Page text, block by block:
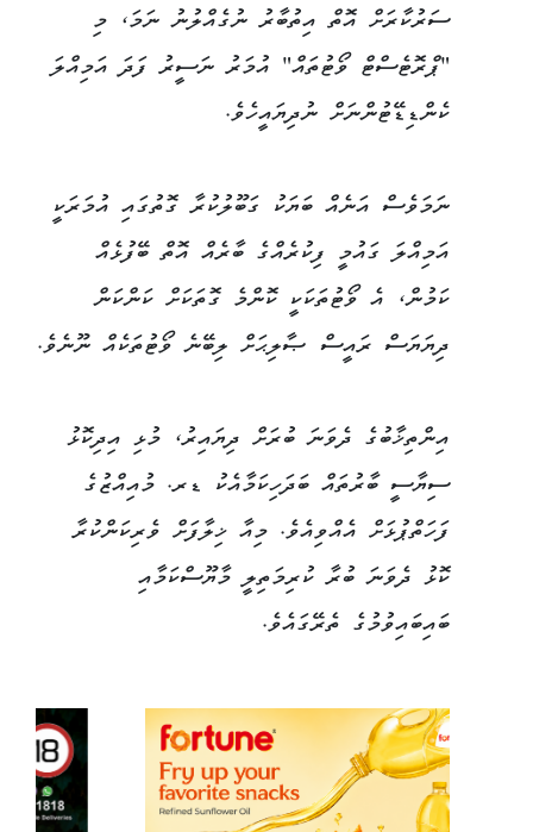
ސަރުކާރަށް އޮތް އިތުބާރު ނުގެއްލުނު ނަމަ، މި
"ޕްރޮޓެސްޓް ވޯޓުތައް" އުމަރު ނަސީރު ފަދަ އަމިއްލަ
ކެންޑިޑޭޓުންނަށް ނުދިޔައީހެވެ.
ނަމަވެސް އަނެއް ބަޔަކު ގަބޫލުކުރާ ގޮތުގައި އުމަރަކީ
އަމިއްލަ ގައުމީ ފިކުރެއްގެ ބާރެއް އޮތް ބޭފުޅެއް
ކަމުން، އެ ވޯޓުތަކަކީ ކޮންމެ ގޮތަކަށް ކަންކަން
ދިޔަޔަސް ރައީސް ޞާލިޙަށް ލިބޭނެ ވޯޓުތަކެއް ނޫނެވެ.
އިންތިޚާބުގެ ދެވަނަ ބުރަށް ދިޔައިރު، މުޅި އިދިކޮޅު
ސިޔާސީ ބާރުތައް ބަދަހިކަމާއެކު ޑރ. މުއިއްޒުގެ
ފަހަތްޕުޅަށް އެއްވިއެވެ. މިއާ ޚިލާފަށް ވެރިކަންކުރާ
ކޮޅު ދެވަނަ ބުރާ ކުރިމަތިލީ މާޔޫސްކަމާއި
ބައިބައިވުމުގެ ތެރޭގައެވެ.